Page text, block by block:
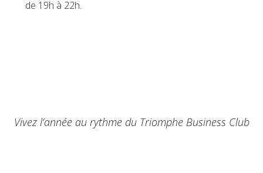
de 19h à 22h.
Vivez l’année au rythme du Triomphe Business Club